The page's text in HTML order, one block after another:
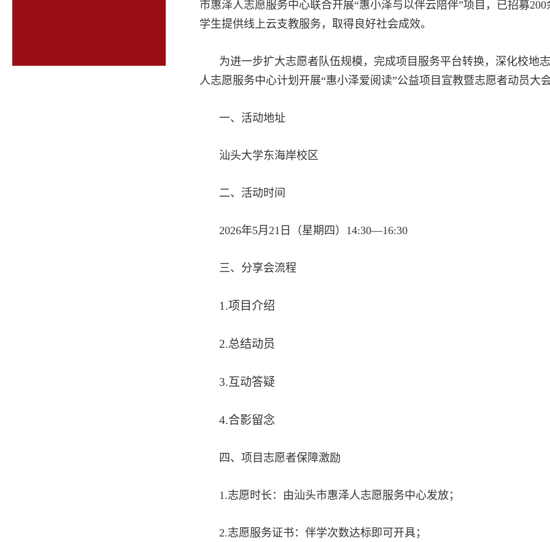
市惠泽人志愿服务中心联合开展“惠小泽与以伴云陪伴”项目，已招募
学生提供线上云支教服务，取得良好社会成效。
为进一步扩大志愿者队伍规模，完成项目服务平台转换，深化校地
人志愿服务中心计划开展“惠小泽爱阅读”公益项目宣教暨志愿者动员大
一、活动地址
汕头大学东海岸校区
二、活动时间
2026年5月21日（星期四）14:30—16:30
三、分享会流程
1.项目介绍
2.总结动员
3.互动答疑
4.合影留念
四、项目志愿者保障激励
1.志愿时长：由汕头市惠泽人志愿服务中心发放；
2.志愿服务证书：伴学次数达标即可开具；